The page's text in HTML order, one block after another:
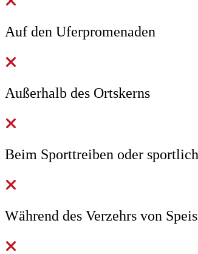
Auf den Uferpromenaden
Außerhalb des Ortskerns
Beim Sporttreiben oder
Während des Verzehrs von